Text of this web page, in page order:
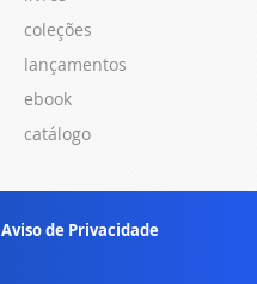
coleções
lançamentos
ebook
catálogo
Aviso de Privacidade